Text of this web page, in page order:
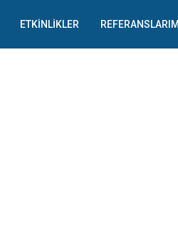
ETKINLIKLER